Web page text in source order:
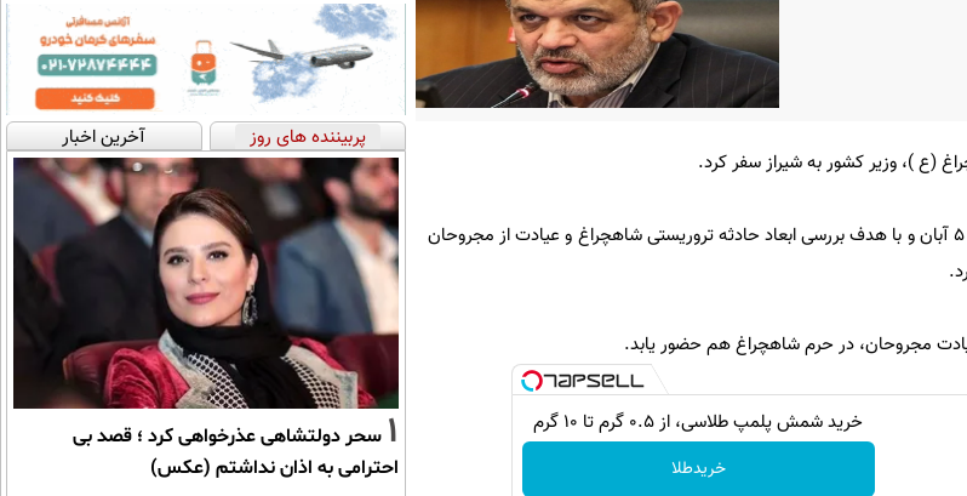
(ع )، وزیر کشور به شیراز سفر کرد.
به گزارش تسنیم؛ احمد وحیدی بعداز ظهر پنج‌شنبه 5 آبان و با هدف بررسی ابعاد حادثه تروریستی شاهچراغ و عیادت از مجروحان
مجروحان، در حرم شاهچراغ هم حضور یابد.
خرید شمش پلمپ طلاسی، از ۰.۵ گرم تا ۱۰ گرم
خریدطلا
پربیننده های روز آخرین اخبار
1 سحر دولتشاهی عذرخواهی کرد ؛ قصد بی
احترامی به اذان نداشتم (عکس)